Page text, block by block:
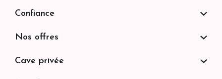
Confiance
Nos offres
Cave privée